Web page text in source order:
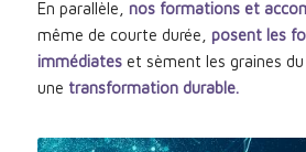
En parallèle, nos formations et
même de courte durée, posent les
immédiates et sèment les graines
une transformation durable.